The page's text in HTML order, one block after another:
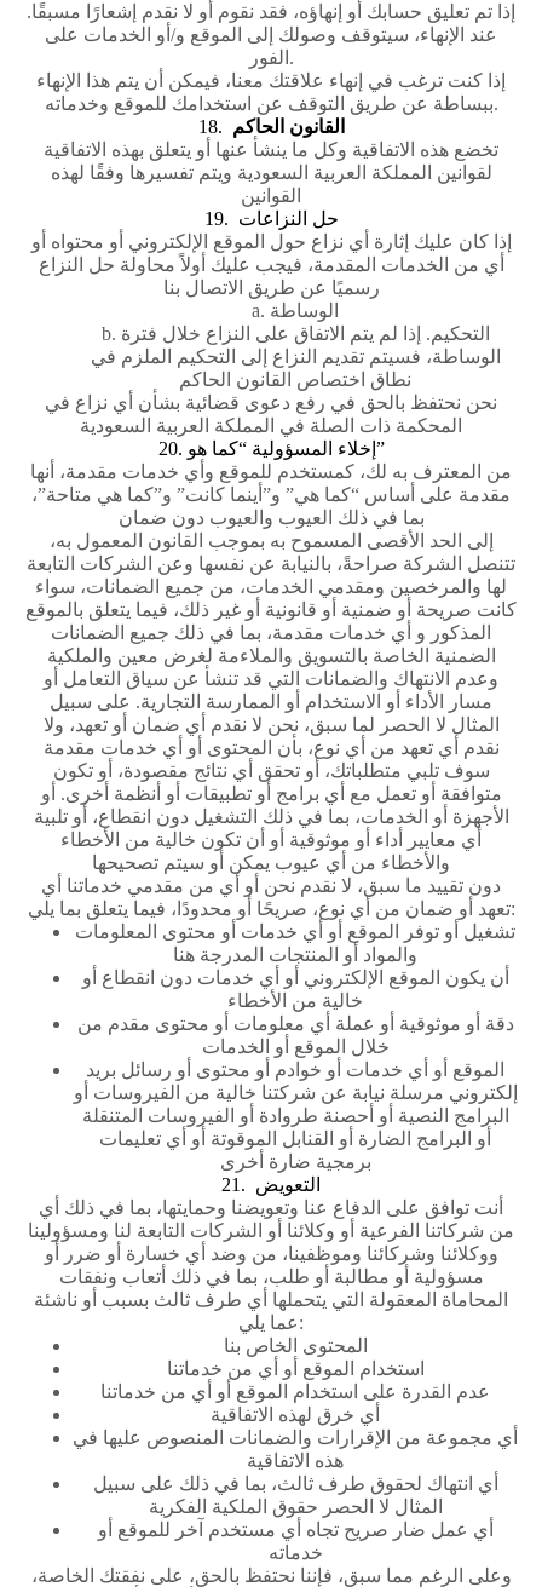
إذا تم تعليق حسابك أو إنهاؤه، فقد نقوم أو لا نقدم إشعارًا مسبقًا.
عند الإنهاء، سيتوقف وصولك إلى الموقع و/أو الخدمات على
الفور.
إذا كنت ترغب في إنهاء علاقتك معنا، فيمكن أن يتم هذا الإنهاء
ببساطة عن طريق التوقف عن استخدامك للموقع وخدماته.
18. القانون الحاكم
تخضع هذه الاتفاقية وكل ما ينشأ عنها أو يتعلق بهذه الاتفاقية
لقوانين المملكة العربية السعودية ويتم تفسيرها وفقًا لهذه
القوانين
19. حل النزاعات
إذا كان عليك إثارة أي نزاع حول الموقع الإلكتروني أو محتواه أو
أي من الخدمات المقدمة، فيجب عليك أولاً محاولة حل النزاع
رسميًا عن طريق الاتصال بنا
a. الوساطة
b. التحكيم. إذا لم يتم الاتفاق على النزاع خلال فترة
الوساطة، فسيتم تقديم النزاع إلى التحكيم الملزم في
نطاق اختصاص القانون الحاكم
نحن نحتفظ بالحق في رفع دعوى قضائية بشأن أي نزاع في
المحكمة ذات الصلة في المملكة العربية السعودية
20. إخلاء المسؤولية “كما هو”
من المعترف به لك، كمستخدم للموقع وأي خدمات مقدمة، أنها
مقدمة على أساس “كما هي” و”أينما كانت” و”كما هي متاحة”،
بما في ذلك العيوب والعيوب دون ضمان
إلى الحد الأقصى المسموح به بموجب القانون المعمول به،
تتنصل الشركة صراحةً، بالنيابة عن نفسها وعن الشركات التابعة
لها والمرخصين ومقدمي الخدمات، من جميع الضمانات، سواء
كانت صريحة أو ضمنية أو قانونية أو غير ذلك، فيما يتعلق بالموقع
المذكور و أي خدمات مقدمة، بما في ذلك جميع الضمانات
الضمنية الخاصة بالتسويق والملاءمة لغرض معين والملكية
وعدم الانتهاك والضمانات التي قد تنشأ عن سياق التعامل أو
مسار الأداء أو الاستخدام أو الممارسة التجارية. على سبيل
المثال لا الحصر لما سبق، نحن لا نقدم أي ضمان أو تعهد، ولا
نقدم أي تعهد من أي نوع، بأن المحتوى أو أي خدمات مقدمة
سوف تلبي متطلباتك، أو تحقق أي نتائج مقصودة، أو تكون
متوافقة أو تعمل مع أي برامج أو تطبيقات أو أنظمة أخرى. أو
الأجهزة أو الخدمات، بما في ذلك التشغيل دون انقطاع، أو تلبية
أي معايير أداء أو موثوقية أو أن تكون خالية من الأخطاء
والأخطاء من أي عيوب يمكن أو سيتم تصحيحها
دون تقييد ما سبق، لا نقدم نحن أو أي من مقدمي خدماتنا أي
تعهد أو ضمان من أي نوع، صريحًا أو محدودًا، فيما يتعلق بما يلي:
تشغيل أو توفر الموقع أو أي خدمات أو محتوى المعلومات
والمواد أو المنتجات المدرجة هنا
أن يكون الموقع الإلكتروني أو أي خدمات دون انقطاع أو
خالية من الأخطاء
دقة أو موثوقية أو عملة أي معلومات أو محتوى مقدم من
خلال الموقع أو الخدمات
الموقع أو أي خدمات أو خوادم أو محتوى أو رسائل بريد
إلكتروني مرسلة نيابة عن شركتنا خالية من الفيروسات أو
البرامج النصية أو أحصنة طروادة أو الفيروسات المتنقلة
أو البرامج الضارة أو القنابل الموقوتة أو أي تعليمات
برمجية ضارة أخرى
21. التعويض
أنت توافق على الدفاع عنا وتعويضنا وحمايتها، بما في ذلك أي
من شركاتنا الفرعية أو وكلائنا أو الشركات التابعة لنا ومسؤولينا
ووكلائنا وشركائنا وموظفينا، من وضد أي خسارة أو ضرر أو
مسؤولية أو مطالبة أو طلب، بما في ذلك أتعاب ونفقات
المحاماة المعقولة التي يتحملها أي طرف ثالث بسبب أو ناشئة
عما يلي:
المحتوى الخاص بنا
استخدام الموقع أو أي من خدماتنا
عدم القدرة على استخدام الموقع أو أي من خدماتنا
أي خرق لهذه الاتفاقية
أي مجموعة من الإقرارات والضمانات المنصوص عليها في
هذه الاتفاقية
أي انتهاك لحقوق طرف ثالث، بما في ذلك على سبيل
المثال لا الحصر حقوق الملكية الفكرية
أي عمل ضار صريح تجاه أي مستخدم آخر للموقع أو
خدماته
وعلى الرغم مما سبق، فإننا نحتفظ بالحق، على نفقتك الخاصة،